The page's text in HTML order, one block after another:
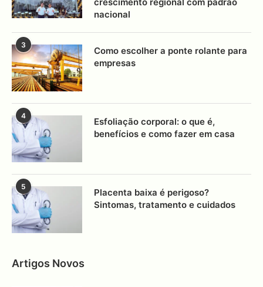
nacional
3
Como escolher a ponte rolante para
empresas
4
Esfoliação corporal: o que é,
benefícios e como fazer em casa
5
Placenta baixa é perigoso?
Sintomas, tratamento e cuidados
Artigos Novos